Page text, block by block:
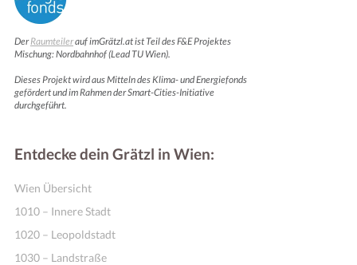
DerRaumteilerauf imGrätzl.at ist Teil des F&E Projektes
Mischung: Nordbahnhof (Lead TU Wien).
Dieses Projekt wird aus Mitteln des Klima- und Energiefonds
gefördert und im Rahmen der Smart-Cities-Initiative
durchgeführt.
Entdecke dein Grätzl in Wien:
Wien Übersicht
1010 – Innere Stadt
1020 – Leopoldstadt
1030 – Landstraße